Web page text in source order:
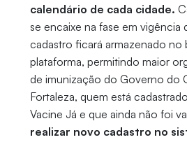
calendário de cada cidade.
se encaixe na fase em vigência
cadastro ficará armazenado no
plataforma, permitindo maior
de imunização do Governo do
Fortaleza, quem está
Vacine Já e que ainda não foi
realizar novo cadastro no